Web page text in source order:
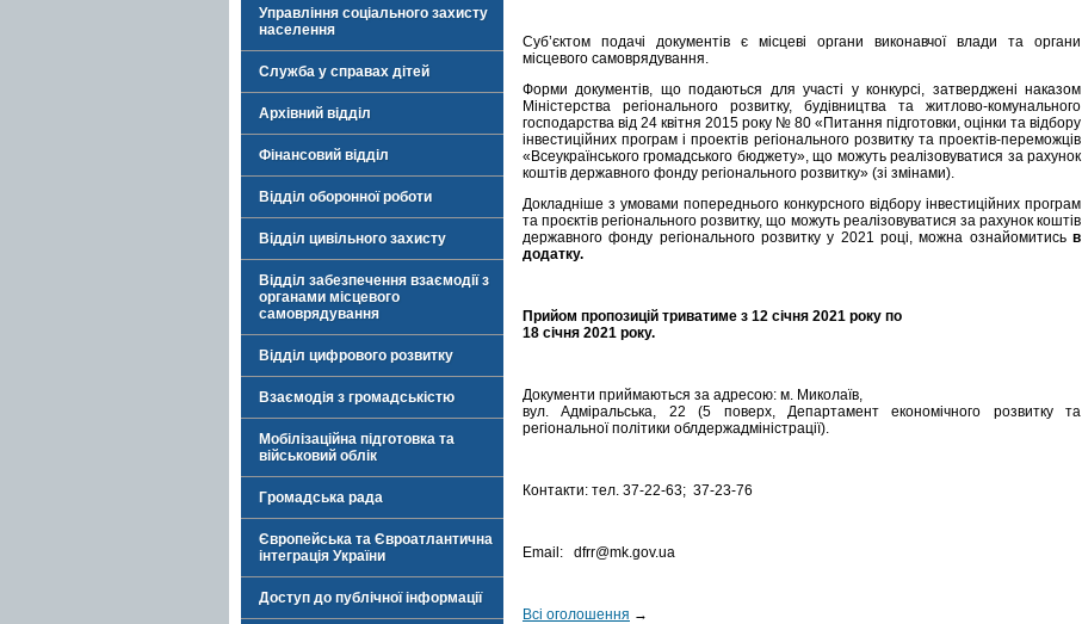
Управління соціального захисту
населення
Служба у справах дітей
Архівний відділ
Фінансовий відділ
Відділ оборонної роботи
Відділ цивільного захисту
Відділ забезпечення взаємодії з
органами місцевого
самоврядування
Відділ цифрового розвитку
Взаємодія з громадськістю
Мобілізаційна підготовка та
військовий облік
Громадська рада
Європейська та Євроатлантична
інтеграція України
Доступ до публічної інформації
Суб’єктом подачі документів є місцеві органи виконавчої влади та органи
місцевого самоврядування.
Форми документів, що подаються для участі у конкурсі, затверджені наказом
Міністерства регіонального розвитку, будівництва та житлово-комунального
господарства від 24 квітня 2015 року № 80 «Питання підготовки, оцінки та відбору
інвестиційних програм і проектів регіонального розвитку та проектів-переможців
«Всеукраїнського громадського бюджету», що можуть реалізовуватися за рахунок
коштів державного фонду регіонального розвитку» (зі змінами).
Докладніше з умовами попереднього конкурсного відбору інвестиційних програм
та проєктів регіонального розвитку, що можуть реалізовуватися за рахунок коштів
державного фонду регіонального розвитку у 2021 році, можна ознайомитись в
додатку.
Прийом пропозицій триватиме з 12 січня 2021 року по
18 січня 2021 року.
Документи приймаються за адресою: м. Миколаїв,
вул. Адміральська, 22 (5 поверх, Департамент економічного розвитку та
регіональної політики облдержадміністрації).
Контакти: тел. 37-22-63; 37-23-76
Email: dfrr@mk.gov.ua
Всі оголошення →